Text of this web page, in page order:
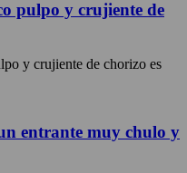
pulpo y crujiente de
y crujiente de chorizo es
entrante muy chulo y